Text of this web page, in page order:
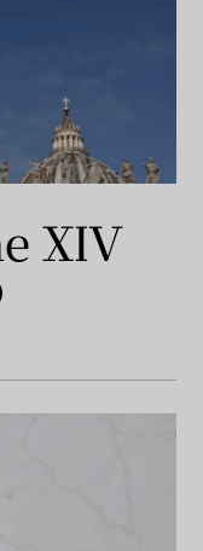
XIV